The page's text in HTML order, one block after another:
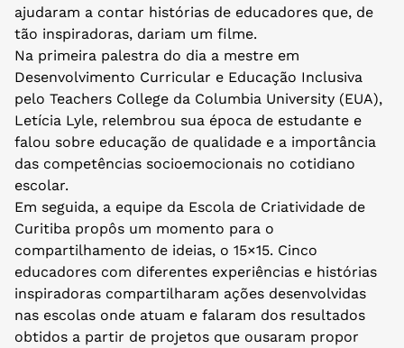
ajudaram a contar histórias de educadores que, de
tão inspiradoras, dariam um filme.
Na primeira palestra do dia a mestre em
Desenvolvimento Curricular e Educação Inclusiva
pelo Teachers College da Columbia University (EUA),
Letícia Lyle, relembrou sua época de estudante e
falou sobre educação de qualidade e a importância
das competências socioemocionais no cotidiano
escolar.
Em seguida, a equipe da Escola de Criatividade de
Curitiba propôs um momento para o
compartilhamento de ideias, o 15×15. Cinco
educadores com diferentes experiências e histórias
inspiradoras compartilharam ações desenvolvidas
nas escolas onde atuam e falaram dos resultados
obtidos a partir de projetos que ousaram propor